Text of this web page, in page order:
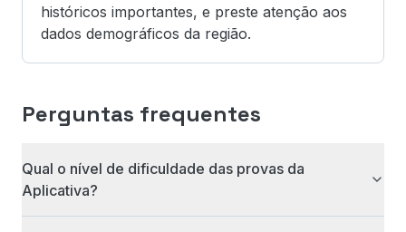
históricos importantes, e preste atenção aos
dados demográficos da região.
Perguntas frequentes
Qual o nível de dificuldade das provas da
Aplicativa?